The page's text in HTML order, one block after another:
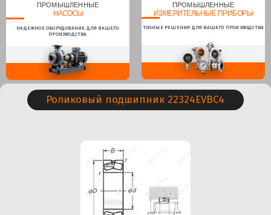
ПРОМЫШЛЕННЫЕ
НАСОСЫ
НАДЕЖНОЕ ОБОРУДОВАНИЕ ДЛЯ ВАШЕГО
ПРОИЗВОДСТВА
ПРОМЫШЛЕННЫЕ
ИЗМЕРИТЕЛЬНЫЕ ПРИБОРЫ
ТОЧНЫЕ РЕШЕНИЯ ДЛЯ ВАШЕГО ПРОИЗВОДСТВА
Роликовый подшипник 22324EVBC4